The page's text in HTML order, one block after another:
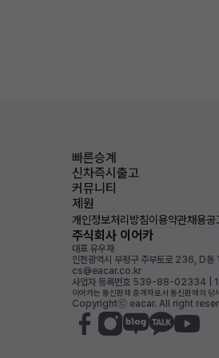
빠른승계
신차즉시출고
커뮤니티
제원
개인정보처리방침이용약관채용공
주식회사 이어카
대표 유우재
인천광역시 부평구 주부토로 236, D동
cs@eacar.co.kr
사업자 등록번호 539-88-02334 |
이어카는 통신판매 중개자로서 통신판매의
Copyrightⓒ eacar. All right